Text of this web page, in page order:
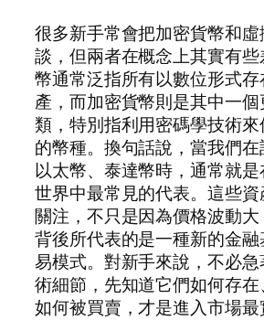
很多新手常會把加密貨幣和
談，但兩者在概念上其實有
幣通常泛指所有以數位形式
產，而加密貨幣則是其中一
類，特別指利用密碼學技術
的幣種。換句話說，當我們在
以太幣、泰達幣時，通常就
世界中最常見的代表。這些
關注，不只是因為價格波動
背後所代表的是一種新的金
易模式。對新手來說，不必
術細節，先知道它們如何存在
如何被買賣，才是進入市場最